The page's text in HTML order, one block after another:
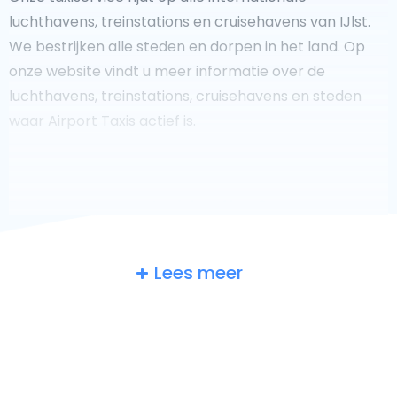
luchthavens, treinstations en cruisehavens van IJlst.
We bestrijken alle steden en dorpen in het land. Op
onze website vindt u meer informatie over de
luchthavens, treinstations, cruisehavens en steden
waar Airport Taxis actief is.
Lees meer